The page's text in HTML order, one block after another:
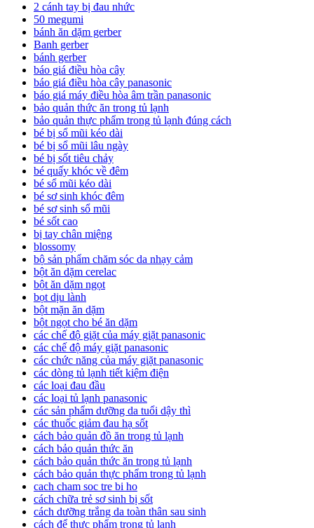
2 cánh tay bị đau nhức
50 megumi
bánh ăn dặm gerber
Banh gerber
bánh gerber
báo giá điều hòa cây
báo giá điều hòa cây panasonic
báo giá máy điều hòa âm trần panasonic
bảo quản thức ăn trong tủ lạnh
bảo quản thực phẩm trong tủ lạnh đúng cách
bé bị sổ mũi kéo dài
bé bị sổ mũi lâu ngày
bé bị sốt tiêu chảy
bé quấy khóc về đêm
bé sổ mũi kéo dài
bé sơ sinh khóc đêm
bé sơ sinh sổ mũi
bé sốt cao
bị tay chân miệng
blossomy
bộ sản phẩm chăm sóc da nhạy cảm
bột ăn dặm cerelac
bột ăn dặm ngọt
bọt dịu lành
bột mặn ăn dặm
bột ngọt cho bé ăn dặm
các chế độ giặt của máy giặt panasonic
các chế độ máy giặt panasonic
các chức năng của máy giặt panasonic
các dòng tủ lạnh tiết kiệm điện
các loại đau đầu
các loại tủ lạnh panasonic
các sản phẩm dưỡng da tuổi dậy thì
các thuốc giảm đau hạ sốt
cách bảo quản đồ ăn trong tủ lạnh
cách bảo quản thức ăn
cách bảo quản thức ăn trong tủ lạnh
cách bảo quản thực phẩm trong tủ lạnh
cach cham soc tre bi ho
cách chữa trẻ sơ sinh bị sốt
cách dưỡng trắng da toàn thân sau sinh
cách để thực phẩm trong tủ lạnh